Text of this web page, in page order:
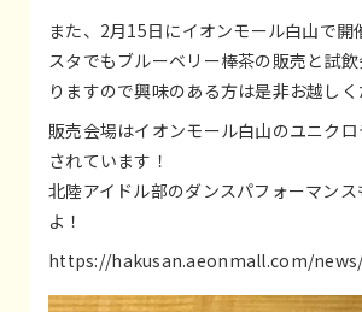
また、2月15日にイオンモール白山で開
スタでもブルーベリー棒茶の販売と試
りますので興味のある方は是非お越しく
販売会場はイオンモール白山のユニク
されています！
北陸アイドル部のダンスパフォーマン
よ！
https://hakusan.aeonmall.com/